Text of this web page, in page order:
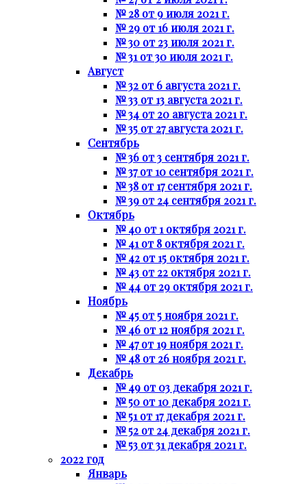
№ 28 от 9 июля 2021 г.
№ 29 от 16 июля 2021 г.
№ 30 от 23 июля 2021 г.
№ 31 от 30 июля 2021 г.
Август
№ 32 от 6 августа 2021 г.
№ 33 от 13 августа 2021 г.
№ 34 от 20 августа 2021 г.
№ 35 от 27 августа 2021 г.
Сентябрь
№ 36 от 3 сентября 2021 г.
№ 37 от 10 сентября 2021 г.
№ 38 от 17 сентября 2021 г.
№ 39 от 24 сентября 2021 г.
Октябрь
№ 40 от 1 октября 2021 г.
№ 41 от 8 октября 2021 г.
№ 42 от 15 октября 2021 г.
№ 43 от 22 октября 2021 г.
№ 44 от 29 октября 2021 г.
Ноябрь
№ 45 от 5 ноября 2021 г.
№ 46 от 12 ноября 2021 г.
№ 47 от 19 ноября 2021 г.
№ 48 от 26 ноября 2021 г.
Декабрь
№ 49 от 03 декабря 2021 г.
№ 50 от 10 декабря 2021 г.
№ 51 от 17 декабря 2021 г.
№ 52 от 24 декабря 2021 г.
№ 53 от 31 декабря 2021 г.
2022 год
Январь